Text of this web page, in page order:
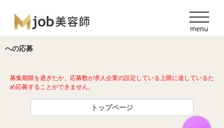
への応募
募集期限を過ぎたか、応募数が求人企業の設定している上限に達しているた
め応募することができません。
トップページ